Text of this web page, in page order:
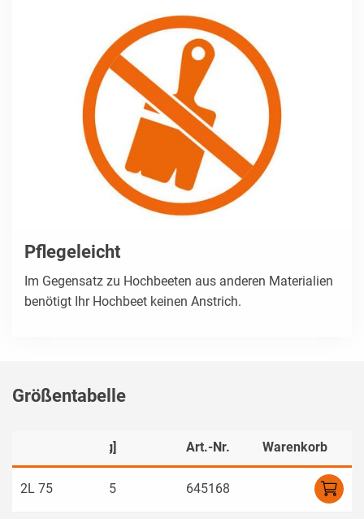
Pflegeleicht
Im Gegensatz zu Hochbeeten aus anderen Materialien
benötigt Ihr Hochbeet keinen Anstrich.
Größentabelle
2L 75
Gewicht [kg] Art.-Nr. Warenkorb
24,5 645168